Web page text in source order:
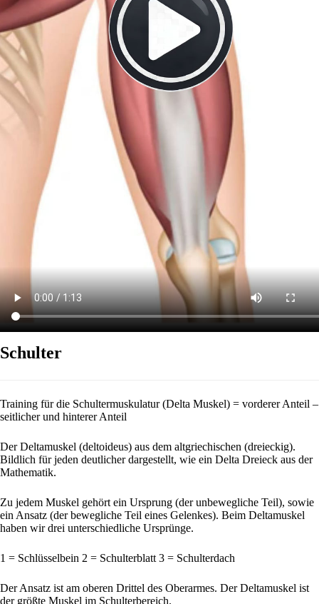
Schulter
Training für die Schultermuskulatur (Delta Muskel) = vorderer Anteil –
seitlicher und hinterer Anteil
Der Deltamuskel (deltoideus) aus dem altgriechischen (dreieckig).
Bildlich für jeden deutlicher dargestellt, wie ein Delta Dreieck aus der
Mathematik.
Zu jedem Muskel gehört ein Ursprung (der unbewegliche Teil), sowie
ein Ansatz (der bewegliche Teil eines Gelenkes). Beim Deltamuskel
haben wir drei unterschiedliche Ursprünge.
1 = Schlüsselbein 2 = Schulterblatt 3 = Schulterdach
Der Ansatz ist am oberen Drittel des Oberarmes. Der Deltamuskel ist
der größte Muskel im Schulterbereich.